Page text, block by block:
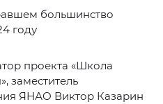
большинство
году
проекта «Школа
заместитель
ЯНАО Виктор Казарин